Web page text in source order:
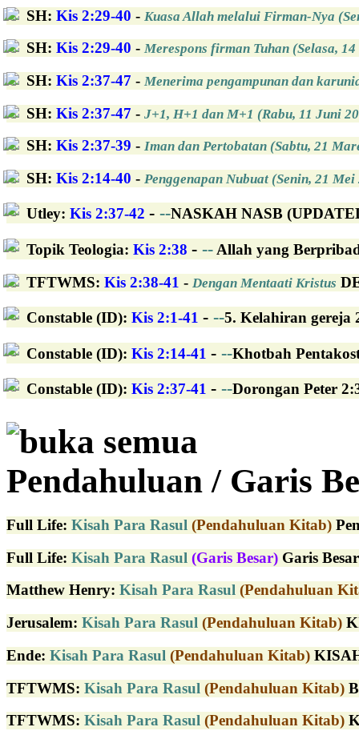
SH: Kis 2:29-40 - Kuasa Allah melalui Firman-Nya
SH: Kis 2:29-40 - Merespons firman Tuhan (Selasa,
SH: Kis 2:37-47 - Menerima pengampunan dan
SH: Kis 2:37-47 - J+1, H+1 dan M+1 (Rabu, 11 Juni
SH: Kis 2:37-39 - Iman dan Pertobatan (Sabtu, 21
SH: Kis 2:14-40 - Penggenapan Nubuat (Senin, 21 Mei
Utley: Kis 2:37-42 - --NASKAH NASB
Topik Teologia: Kis 2:38 - -- Allah yang
TFTWMS: Kis 2:38-41 - Dengan Mentaati Kristus
Constable (ID): Kis 2:1-41 - --5. Kelahiran gereja
Constable (ID): Kis 2:14-41 - --Khotbah
Constable (ID): Kis 2:37-41 - --Dorongan Peter
buka semua
Pendahuluan / Garis
Full Life: Kisah Para Rasul (Pendahuluan Kitab)
Full Life: Kisah Para Rasul (Garis Besar) Garis
Matthew Henry: Kisah Para Rasul (Pendahuluan
Jerusalem: Kisah Para Rasul (Pendahuluan Kitab)
Ende: Kisah Para Rasul (Pendahuluan Kitab)
TFTWMS: Kisah Para Rasul (Pendahuluan Kitab)
TFTWMS: Kisah Para Rasul (Pendahuluan Kitab)